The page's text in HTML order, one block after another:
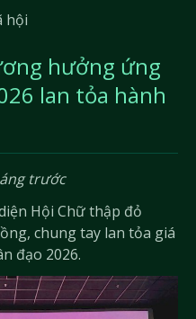
hội
hưởng ứng
lan tỏa hành
trước
Hội Chữ thập đỏ
chung tay lan tỏa giá
đạo 2026.